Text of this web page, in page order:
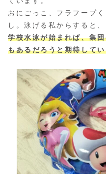
おにごっこ、フラフープ
し。泳げる私からすると
学校水泳が始まれば、集
もあるだろうと期待して